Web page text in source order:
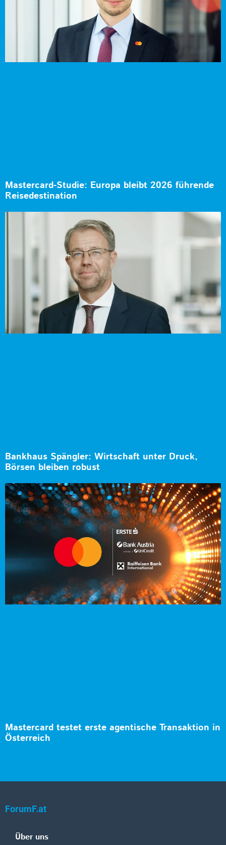
Mastercard-Studie: Europa bleibt 2026 führende
Reisedestination
Bankhaus Spängler: Wirtschaft unter Druck,
Börsen bleiben robust
Mastercard testet erste agentische Transaktion in
Österreich
ForumF.at
Über uns